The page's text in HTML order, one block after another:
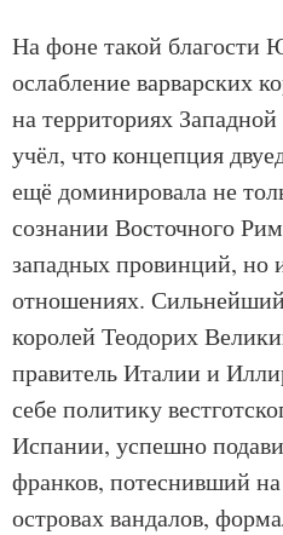
На фоне такой благости
ослабление варварских
на территориях
учёл, что концепция
ещё доминировала не
сознании Восточного
западных провинций, но
отношениях.
королей Теодорих
правитель Италии и
себе политику
Испании, успешно
франков, потеснивший
островах вандалов,